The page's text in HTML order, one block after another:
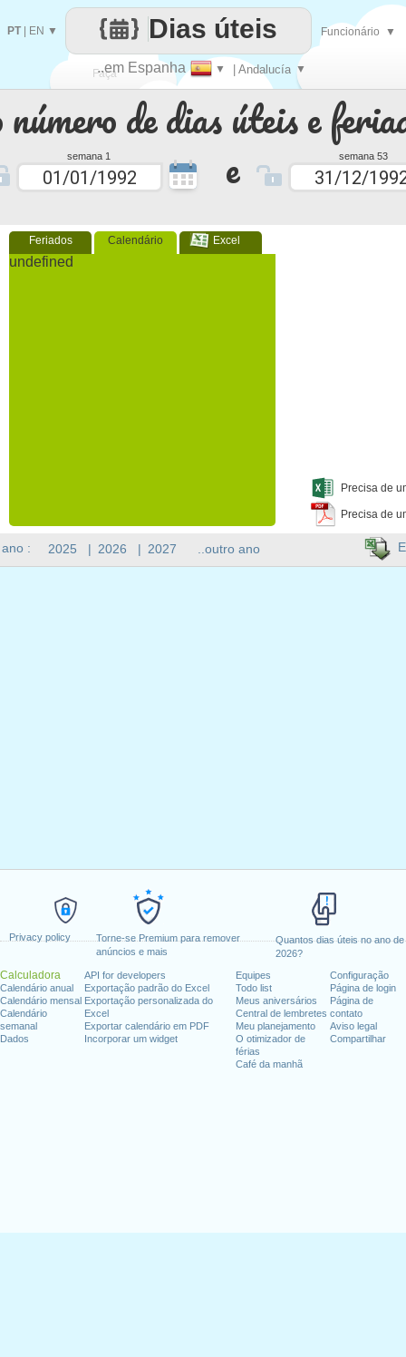
Privacy policy
Torne-se Premium para remover
anúncios e mais
Quantos dias úteis no ano de
2026?
Calculadora
Calendário anual
Calendário mensal
Calendário
semanal
Dados
API for developers
Exportação padrão do Excel
Exportação personalizada do
Excel
Exportar calendário em PDF
Incorporar um widget
Equipes
Todo list
Meus aniversários
Central de lembretes
Meu planejamento
O otimizador de
férias
Café da manhã
Configuração
Página de login
Página de
contato
Aviso legal
Compartilhar
de dias úteis e
semana 1 e semana 53
Feriados Calendário Excel
undefined
Precisa de
Precisa de
Faça
cada
..em Espanha ▼ | Andalucía ▼
Dias úteis
PT| EN ▼ Funcionário ▼
: 2025 | 2026 | 2027 ..outro ano